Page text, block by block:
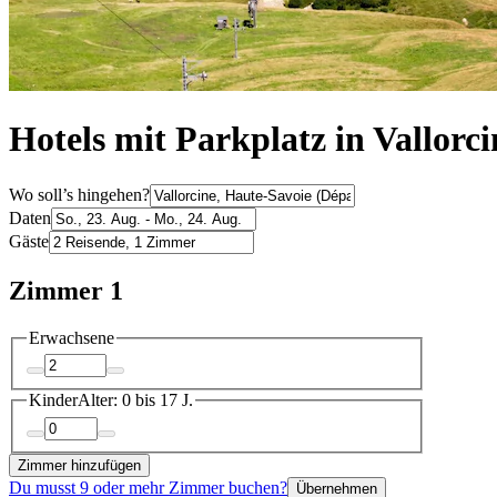
Hotels mit Parkplatz in
Wo soll’s hingehen?
Daten
Gäste
Zimmer 1
Erwachsene
KinderAlter: 0 bis 17 J.
Zimmer hinzufügen
Du musst 9 oder mehr Zimmer buchen? Übernehmen